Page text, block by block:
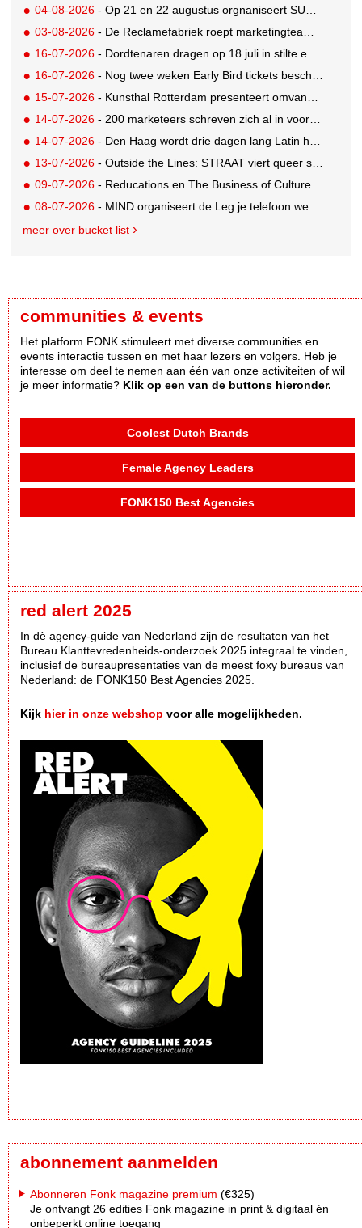
04-08-2026 - Op 21 en 22 augustus orgnaniseert SUE Behavioural Design de Summer School 2026
03-08-2026 - De Reclamefabriek roept marketingteams op: maak de shift, stop de chaos
16-07-2026 - Dordtenaren dragen op 18 juli in stilte een levensgroot beeld door de straten van de stad
16-07-2026 - Nog twee weken Early Bird tickets beschikbaar voor ADNIGHT
15-07-2026 - Kunsthal Rotterdam presenteert omvangrijke tentoonstelling van Paul Signac en tijdgenoten
14-07-2026 - 200 marketeers schreven zich al in voor Time to Make Sense
14-07-2026 - Den Haag wordt drie dagen lang Latin hoofdstad van Nederland
13-07-2026 - Outside the Lines: STRAAT viert queer street art tijdens World Pride
09-07-2026 - Reducations en The Business of Culture lanceren The Decision Space
08-07-2026 - MIND organiseert de Leg je telefoon weg challenge
meer over bucket list
communities & events
Het platform FONK stimuleert met diverse communities en
events interactie tussen en met haar lezers en volgers. Heb je
interesse om deel te nemen aan één van onze activiteiten of wil
je meer informatie? Klik op een van de buttons hieronder.
Coolest Dutch Brands
Female Agency Leaders
FONK150 Best Agencies
red alert 2025
In dè agency-guide van Nederland zijn de resultaten van het
Bureau Klanttevredenheids-onderzoek 2025 integraal te vinden,
inclusief de bureaupresentaties van de meest foxy bureaus van
Nederland: de FONK150 Best Agencies 2025.
Kijk hier in onze webshop voor alle mogelijkheden.
abonnement aanmelden
Abonneren Fonk magazine premium (€325)
Je ontvangt 26 edities Fonk magazine in print & digitaal én
onbeperkt online toegang